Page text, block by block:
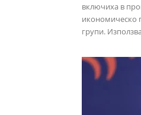
включиха в
икономическо
групи.